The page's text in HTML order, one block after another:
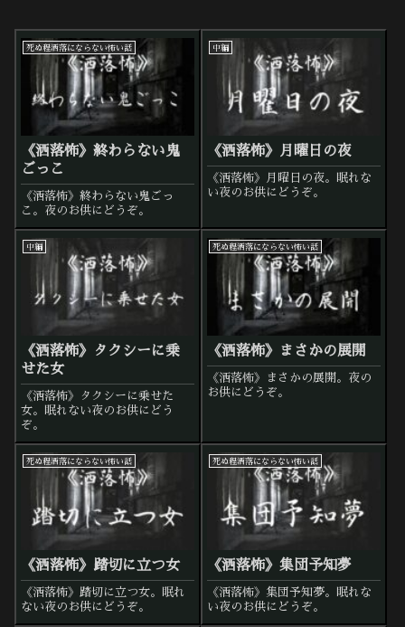
死ぬ程洒落にならない怖い話
《洒落怖》終わらない鬼
ごっこ
《洒落怖》終わらない鬼ごっ
こ。夜のお供にどうぞ。
中編
《洒落怖》月曜日の夜
《洒落怖》月曜日の夜。眠れな
い夜のお供にどうぞ。
中編
《洒落怖》タクシーに乗
せた女
《洒落怖》タクシーに乗せた
女。眠れない夜のお供にどう
ぞ。
死ぬ程洒落にならない怖い話
《洒落怖》まさかの展開
《洒落怖》まさかの展開。夜の
お供にどうぞ。
死ぬ程洒落にならない怖い話
《洒落怖》踏切に立つ女
《洒落怖》踏切に立つ女。眠れ
ない夜のお供にどうぞ。
死ぬ程洒落にならない怖い話
《洒落怖》集団予知夢
《洒落怖》集団予知夢。眠れな
い夜のお供にどうぞ。